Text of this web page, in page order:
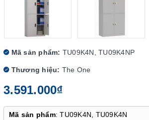
Mã sản phẩm: TU09K4N, TU09K4NP
Thương hiệu: The One
3.591.000₫
Mã sản phẩm: TU09K4N, TU09K4N